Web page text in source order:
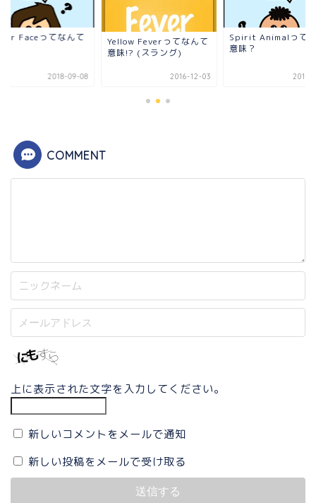
Faceってなんて
2018-09-08
Yellow Feverってなんて
意味!? (スラング)
2016-12-03
Spirit Animalって
意味？
2018-
COMMENT
上に表示された文字を入力してください。
新しいコメントをメールで通知
新しい投稿をメールで受け取る